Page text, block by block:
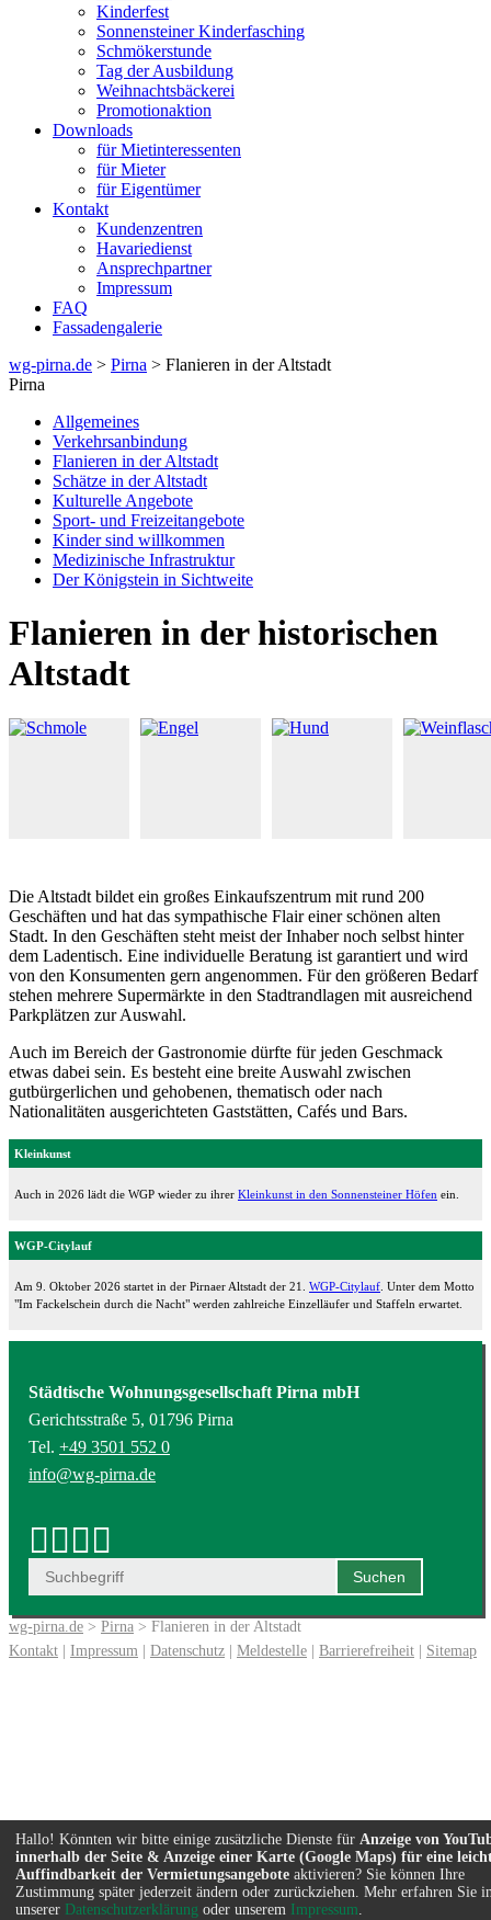
Kinderfest
Sonnensteiner Kinderfasching
Schmökerstunde
Tag der Ausbildung
Weihnachtsbäckerei
Promotionaktion
Downloads
für Mietinteressenten
für Mieter
für Eigentümer
Kontakt
Kundenzentren
Havariedienst
Ansprechpartner
Impressum
FAQ
Fassadengalerie
wg-pirna.de > Pirna > Flanieren in der Altstadt
Pirna
Allgemeines
Verkehrsanbindung
Flanieren in der Altstadt
Schätze in der Altstadt
Kulturelle Angebote
Sport- und Freizeitangebote
Kinder sind willkommen
Medizinische Infrastruktur
Der Königstein in Sichtweite
Flanieren in der historischen
Altstadt
Die Altstadt bildet ein großes Einkaufszentrum mit rund 200
Geschäften und hat das sympathische Flair einer schönen alten
Stadt. In den Geschäften steht meist der Inhaber noch selbst hinter
dem Ladentisch. Eine individuelle Beratung ist garantiert und wird
von den Konsumenten gern angenommen. Für den größeren Bedarf
stehen mehrere Supermärkte in den Stadtrandlagen mit ausreichend
Parkplätzen zur Auswahl.
Auch im Bereich der Gastronomie dürfte für jeden Geschmack
etwas dabei sein. Es besteht eine breite Auswahl zwischen
gutbürgerlichen und gehobenen, thematisch oder nach
Nationalitäten ausgerichteten Gaststätten, Cafés und Bars.
Kleinkunst
Auch in 2026 lädt die WGP wieder zu ihrer Kleinkunst in den Sonnensteiner Höfen ein.
WGP-Citylauf
Am 9. Oktober 2026 startet in der Pirnaer Altstadt der 21. WGP-Citylauf . Unter dem Motto
"Im Fackelschein durch die Nacht" werden zahlreiche Einzelläufer und Staffeln erwartet.
Städtische Wohnungsgesellschaft Pirna mbH
Gerichtsstraße 5, 01796 Pirna
Tel. +49 3501 552 0
info@wg-pirna.de
wg-pirna.de > Pirna > Flanieren in der Altstadt
Kontakt | Impressum | Datenschutz | Meldestelle | Barrierefreiheit | Sitemap
Hallo! Könnten wir bitte einige zusätzliche Dienste für Anzeige von
innerhalb der Seite & Anzeige einer Karte (Google Maps) für eine
Auffindbarkeit der Vermietungsangebote aktivieren? Sie können Ihre
Zustimmung später jederzeit ändern oder zurückziehen. Mehr erfahren Sie
unserer Datenschutzerklärung oder unserem Impressum